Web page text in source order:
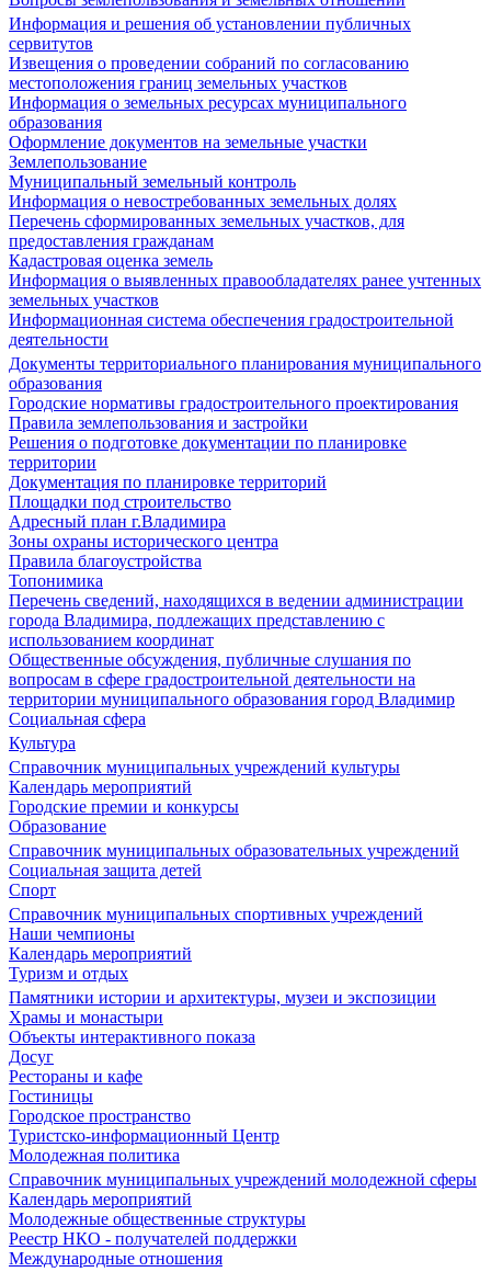
Информация и решения об установлении публичных
сервитутов
Извещения о проведении собраний по согласованию
местоположения границ земельных участков
Информация о земельных ресурсах муниципального
образования
Оформление документов на земельные участки
Землепользование
Муниципальный земельный контроль
Информация о невостребованных земельных долях
Перечень сформированных земельных участков, для
предоставления гражданам
Кадастровая оценка земель
Информация о выявленных правообладателях ранее учтенных
земельных участков
Информационная система обеспечения градостроительной
деятельности
Документы территориального планирования муниципального
образования
Городские нормативы градостроительного проектирования
Правила землепользования и застройки
Решения о подготовке документации по планировке
территории
Документация по планировке территорий
Площадки под строительство
Адресный план г.Владимира
Зоны охраны исторического центра
Правила благоустройства
Топонимика
Перечень сведений, находящихся в ведении администрации
города Владимира, подлежащих представлению с
использованием координат
Общественные обсуждения, публичные слушания по
вопросам в сфере градостроительной деятельности на
территории муниципального образования город Владимир
Социальная сфера
Культура
Справочник муниципальных учреждений культуры
Календарь мероприятий
Городские премии и конкурсы
Образование
Справочник муниципальных образовательных учреждений
Социальная защита детей
Спорт
Справочник муниципальных спортивных учреждений
Наши чемпионы
Календарь мероприятий
Туризм и отдых
Памятники истории и архитектуры, музеи и экспозиции
Храмы и монастыри
Объекты интерактивного показа
Досуг
Рестораны и кафе
Гостиницы
Городское пространство
Туристско-информационный Центр
Молодежная политика
Справочник муниципальных учреждений молодежной сферы
Календарь мероприятий
Молодежные общественные структуры
Реестр НКО - получателей поддержки
Международные отношения